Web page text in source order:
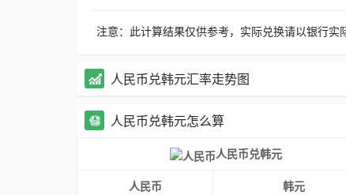
注意：此计算结果仅供参考，实际兑换请以银行实
人民币兑韩元汇率走势图
人民币兑韩元怎么算
人民币兑韩元
人民币 韩元